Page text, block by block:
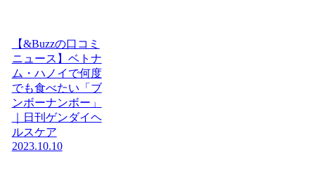
【&Buzzの口コミ
ニュース】ベトナ
ム・ハノイで何度
でも食べたい「ブ
ンボーナンボー」
｜日刊ゲンダイヘ
ルスケア
2023.10.10